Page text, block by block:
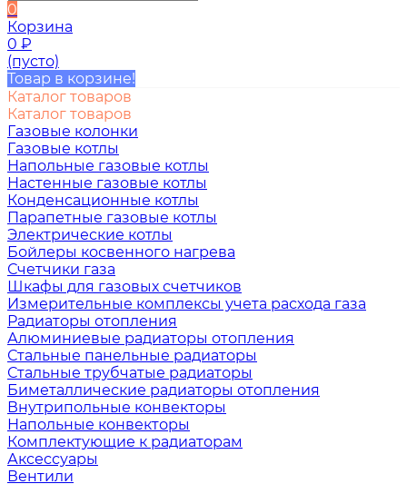
0
Корзина
0 ₽
(пусто)
Товар в корзине!
Каталог товаров
Каталог товаров
Газовые колонки
Газовые котлы
Напольные газовые котлы
Настенные газовые котлы
Конденсационные котлы
Парапетные газовые котлы
Электрические котлы
Бойлеры косвенного нагрева
Счетчики газа
Шкафы для газовых счетчиков
Измерительные комплексы учета расхода газа
Радиаторы отопления
Алюминиевые радиаторы отопления
Стальные панельные радиаторы
Стальные трубчатые радиаторы
Биметаллические радиаторы отопления
Внутрипольные конвекторы
Напольные конвекторы
Комплектующие к радиаторам
Аксессуары
Вентили